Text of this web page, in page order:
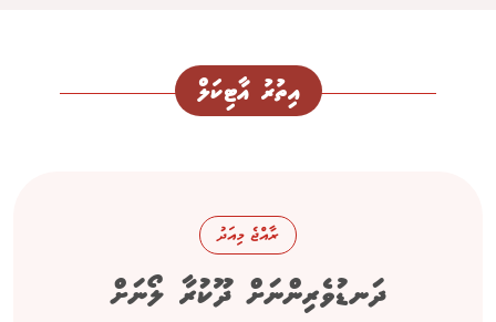
އިތުރު އާޓިކަލް
ރާއްޖެ މިއަދު
ދަނޑުވެރިންނަށް ދޫކުރާ ލޯނަށް